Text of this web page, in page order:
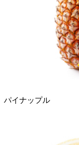
パイナップル